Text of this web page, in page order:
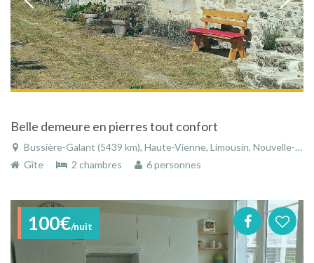
Belle demeure en pierres tout confort
Bussière-Galant (5439 km), Haute-Vienne, Limousin, Nouvelle-Aquitaine, France
Gîte
2 chambres 6 personnes
100€/nuit